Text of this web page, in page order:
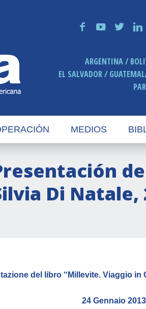
f y t n
ARGENTINA
EL SALVADOR
MEDIOS
Di Natale,
del libro “Millevite. Viaggio in
24 Gennaio 2013